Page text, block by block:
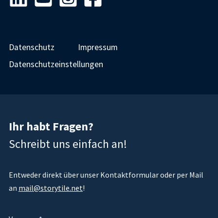
Datenschutz
Impressum
Datenschutzeinstellungen
Ihr habt Fragen?
Schreibt uns einfach an!
Entweder direkt über unser Kontaktformular oder per Mail
an mail@storytile.net!